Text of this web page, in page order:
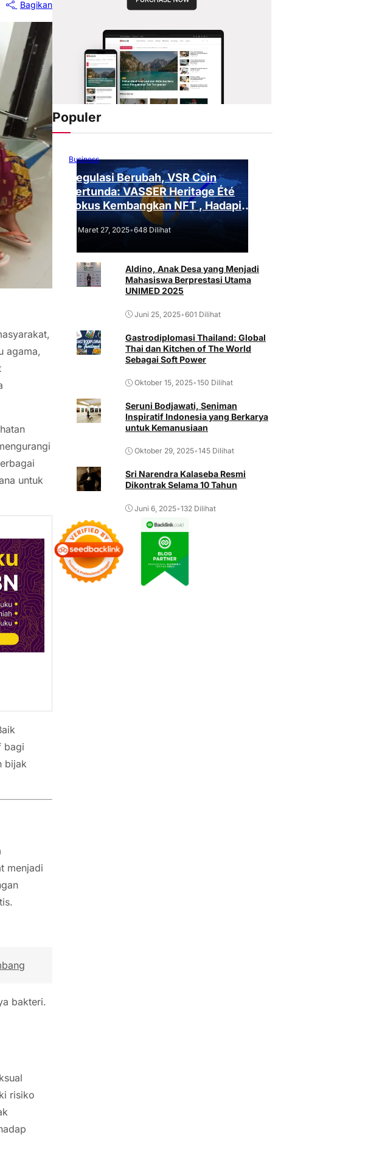
Bagikan
agama,
untuk
bagi
bijak
menjadi
bakteri.
risiko
Populer
Business
Regulasi Berubah, VSR Coin
Tertunda: VASSER Heritage Été
Fokus Kembangkan NFT , Hadapi
Tantangan Regulasi!
Maret 27, 2025•648 Dilihat
Aldino, Anak Desa yang Menjadi
Mahasiswa Berprestasi Utama
UNIMED 2025
Juni 25, 2025•601 Dilihat
Gastrodiplomasi Thailand: Global
Thai dan Kitchen of The World
Sebagai Soft Power
Oktober 15, 2025•150 Dilihat
Seruni Bodjawati, Seniman
Inspiratif Indonesia yang Berkarya
untuk Kemanusiaan
Oktober 29, 2025•145 Dilihat
Sri Narendra Kalaseba Resmi
Dikontrak Selama 10 Tahun
Juni 6, 2025•132 Dilihat